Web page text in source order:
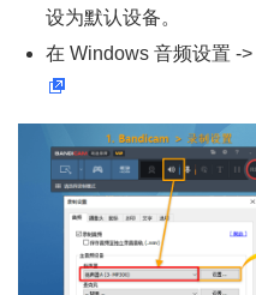
设为默认设备。
在 Windows 音频设置 ->